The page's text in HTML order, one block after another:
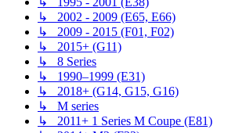
↳ 2002 - 2009 (E65, E66)
↳ 2009 - 2015 (F01, F02)
↳ 2015+ (G11)
↳ 8 Series
↳ 1990–1999 (E31)
↳ 2018+ (G14, G15, G16)
↳ M series
↳ 2011+ 1 Series M Coupe (E81)